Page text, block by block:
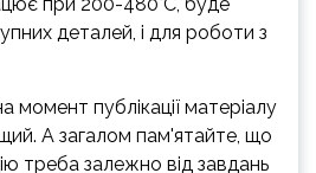
деталей, і для роботи з
момент публікації матеріалу
А загалом пам'ятайте, що
треба залежно від завдань